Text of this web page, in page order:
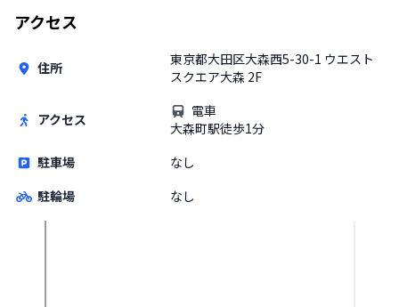
アクセス
住所
東京都大田区大森西5-30-1 ウエスト
スクエア大森 2F
アクセス
電車
大森町駅徒歩1分
駐車場
なし
駐輪場
なし